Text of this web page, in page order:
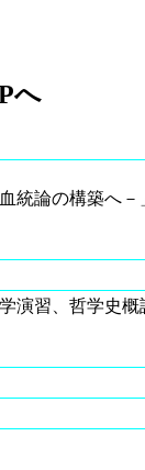
へ
統論の構築へ－
演習、哲学史概
員会委員